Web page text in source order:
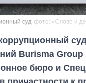
суд фото: «Слово и
Burisma
бюро и